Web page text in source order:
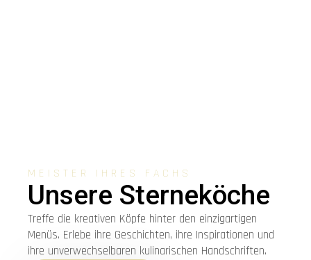
MEISTER IHRES FACHS
Unsere Sterneköche
Treffe die kreativen Köpfe hinter den einzigartigen
Menüs. Erlebe ihre Geschichten, ihre Inspirationen und
ihre unverwechselbaren kulinarischen Handschriften.